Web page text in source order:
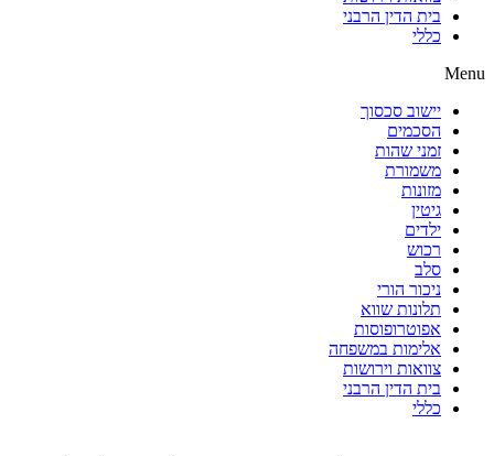
בית הדין הרבני
כללי
Menu
יישוב סכסוך
הסכמים
זמני שהות
משמורת
מזונות
גיטין
ילדים
רכוש
סלב
ניכור הורי
תלונות שווא
אפוטרופוסות
אלימות במשפחה
צוואות וירושות
בית הדין הרבני
כללי